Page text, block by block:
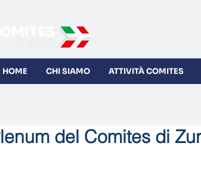
HOME CHI SIAMO ATTIVITÀ COMITES
del Comites di